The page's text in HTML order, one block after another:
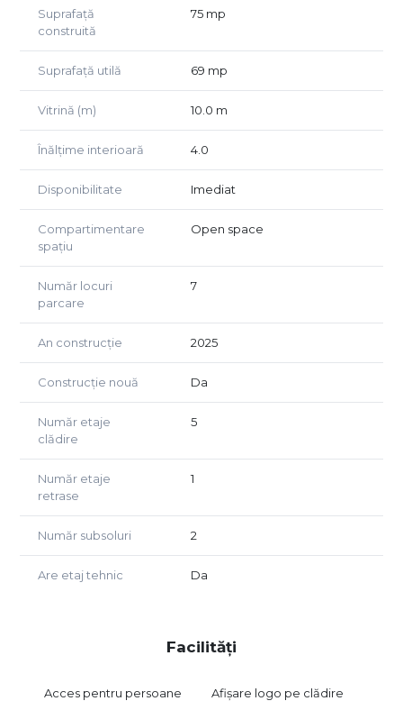
📞 Contact rapid: 0749 367 179 / 0756 935 933
Nu rata ocazia! Programează o vizionare și descoperă
avantajele unei poziționări comerciale premium!
Suprafață
construită
75 mp
Suprafață utilă 69 mp
Vitrină (m) 10.0 m
Înălțime interioară 4.0
Disponibilitate Imediat
Compartimentare
spațiu
Open space
Număr locuri
parcare
7
An construcție 2025
Construcție nouă Da
Număr etaje
clădire
5
Număr etaje
retrase
1
Număr subsoluri 2
Are etaj tehnic Da
Facilități
Acces pentru persoane
Afișare logo pe clădire